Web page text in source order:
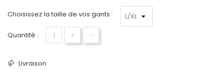
Choisissez la taille de vos gants :
Quantité : + −
Livraison